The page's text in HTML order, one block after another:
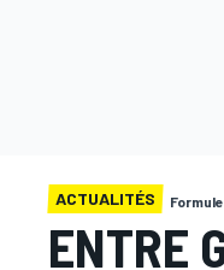
ACTUALITÉS Formule
ENTRE